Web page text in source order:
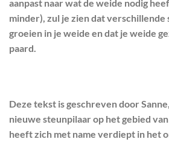
aanpast naar wat de weide nodig
minder), zul je zien dat verschillende
groeien in je weide en dat je weide
paard.
Deze tekst is geschreven door
nieuwe steunpilaar op het gebied
heeft zich met name verdiept in het